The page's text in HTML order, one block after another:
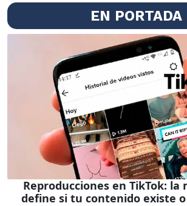
EN PORTADA
Reproducciones en TikTok: la
define si tu contenido existe